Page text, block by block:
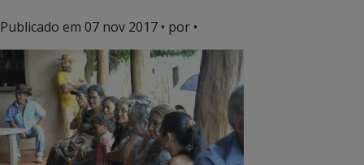
Publicado em 07 nov 2017 • por •